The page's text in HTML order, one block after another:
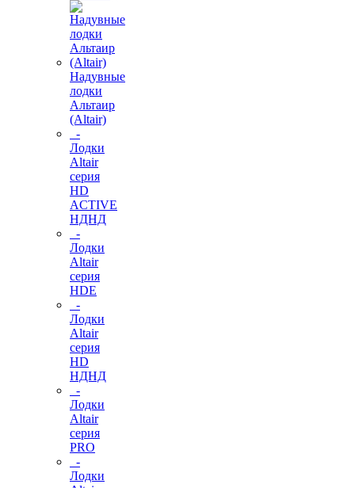
Надувные
лодки
Альтаир
(Altair)
-
Лодки
Altair
серия
HD
ACTIVE
НДНД
-
Лодки
Altair
серия
HDE
-
Лодки
Altair
серия
HD
НДНД
-
Лодки
Altair
серия
PRO
-
Лодки